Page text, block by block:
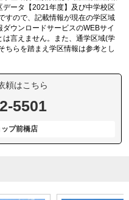
ータ【2021年度】及び中学校区
すので、記載情報が現在の学区域
ウンロードサービスのWEBサイ
は言えません。また、通学区域(学
ちらを踏まえ学区情報は参考とし
頼はこちら
5501
プ前橋店